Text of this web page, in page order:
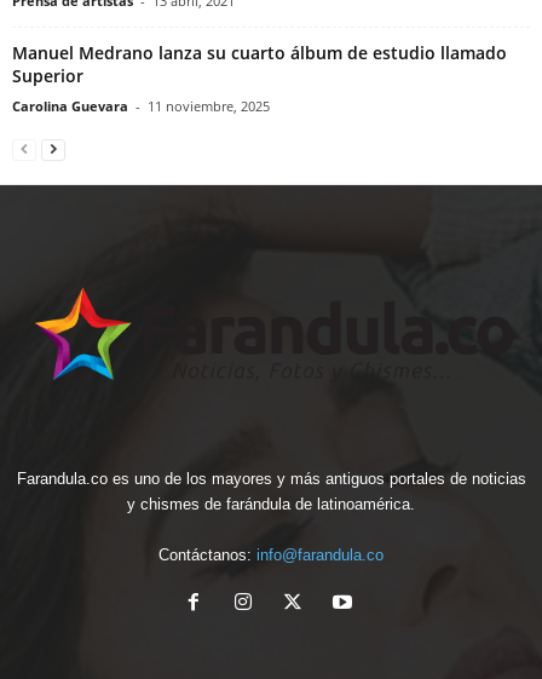
Manuel Medrano lanza su cuarto álbum de estudio llamado
Superior
Carolina Guevara - 11 noviembre, 2025
Farandula.co es uno de los mayores y más antiguos portales de noticias
y chismes de farándula de latinoamérica.
Contáctanos: info@farandula.co